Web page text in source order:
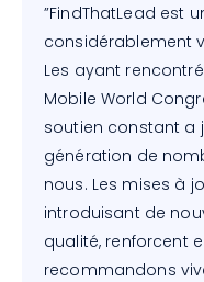
”FindThatLead est
considérablement
Les ayant
Mobile World
soutien constant a
génération de
nous. Les mises à
introduisant de
qualité, renforcent
recommandons